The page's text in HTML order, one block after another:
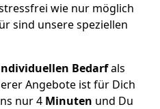
wie nur möglich
sind unsere speziellen
Bedarfals
Angebote ist für Dich
nur 4 Minuten und Du